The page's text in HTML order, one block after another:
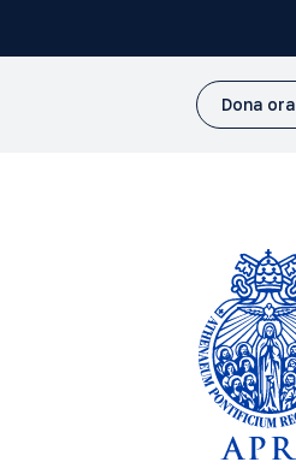
Dona ora